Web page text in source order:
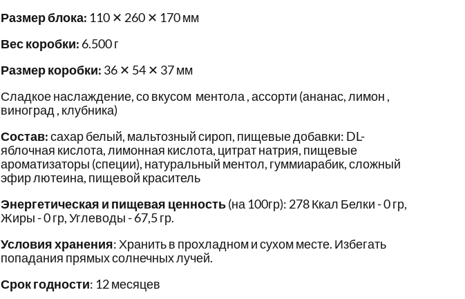
Размер блока: 110 ✕ 260 ✕ 170 мм
Вес коробки: 6.500 г
Размер коробки: 36 ✕ 54 ✕ 37 мм
Сладкое наслаждение, со вкусом ментола , ассорти (ананас, лимон ,
виноград , клубника)
Состав:сахар белый, мальтозный сироп, пищевые добавки: DL-
яблочная кислота, лимонная кислота, цитрат натрия, пищевые
ароматизаторы (специи), натуральный ментол, гуммиарабик, сложный
эфир лютеина, пищевой краситель
Энергетическая и пищевая ценность(на 100гр): 278 Ккал Белки - 0 гр,
Жиры - 0 гр, Углеводы - 67,5 гр.
Условия хранения: Хранить в прохладном и сухом месте. Избегать
попадания прямых солнечных лучей.
Срок годности: 12 месяцев